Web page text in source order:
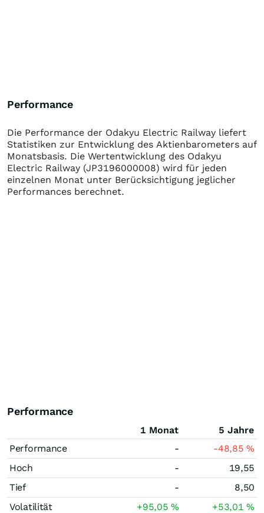
Performance
Die Performance der Odakyu Electric Railway liefert
Statistiken zur Entwicklung des Aktienbarometers auf
Monatsbasis. Die Wertentwicklung des Odakyu
Electric Railway (JP3196000008) wird für jeden
einzelnen Monat unter Berücksichtigung jeglicher
Performances berechnet.
Performance
1 Monat
5 Jahre
Performance
- -48,85%
Hoch
-
19,55
Tief
-
8,50
Volatilität
+95,05% +53,01%